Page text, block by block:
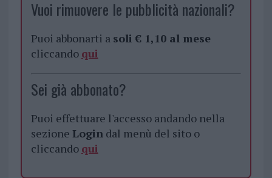
Vuoi rimuovere le pubblicità nazionali?
Puoi abbonarti a soli € 1,10 al mese
cliccando qui
Sei già abbonato?
Puoi effettuare l'accesso andando nella
sezione Logindal menù del sito o
cliccando qui